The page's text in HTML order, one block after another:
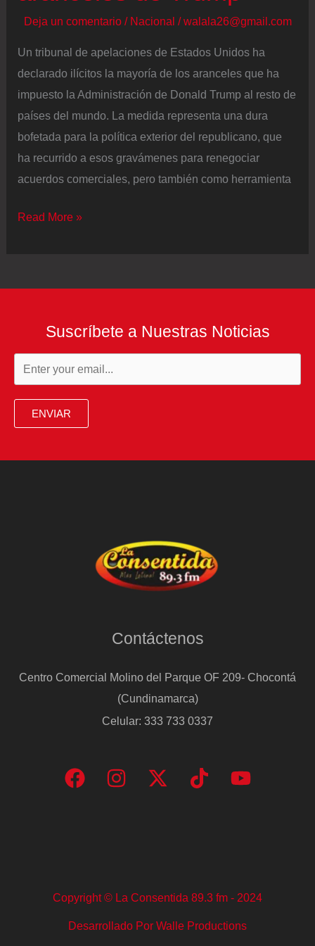
Deja un comentario / Nacional /walala26@gmail.com
Un tribunal de apelaciones de Estados Unidos ha
declarado ilícitos la mayoría de los aranceles que ha
impuesto la Administración de Donald Trump al resto de
países del mundo. La medida representa una dura
bofetada para la política exterior del republicano, que
ha recurrido a esos gravámenes para renegociar
acuerdos comerciales, pero también como herramienta
Un
de
los
de
Read More »
Suscríbete a Nuestras Noticias
ENVIAR
Contáctenos
Centro Comercial Molino del Parque OF 209- Chocontá
(Cundinamarca)
Celular: 333 733 0337
Copyright © La Consentida 89.3 fm - 2024
Desarrollado Por Walle Productions